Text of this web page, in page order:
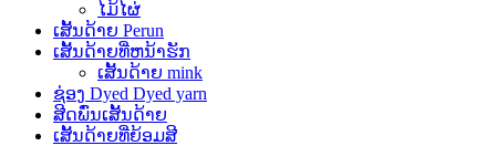
ໄມ້ໄຜ່
ເສັ້ນດ້າຍ Perun
ເສັ້ນດ້າຍທີ່ຫນ້າຮັກ
ເສັ້ນດ້າຍ mink
ຊ່ອງ Dyed Dyed yarn
ສີດພົ່ນເສັ້ນດ້າຍ
ເສັ້ນດ້າຍທີ່ຍ້ອມສີ